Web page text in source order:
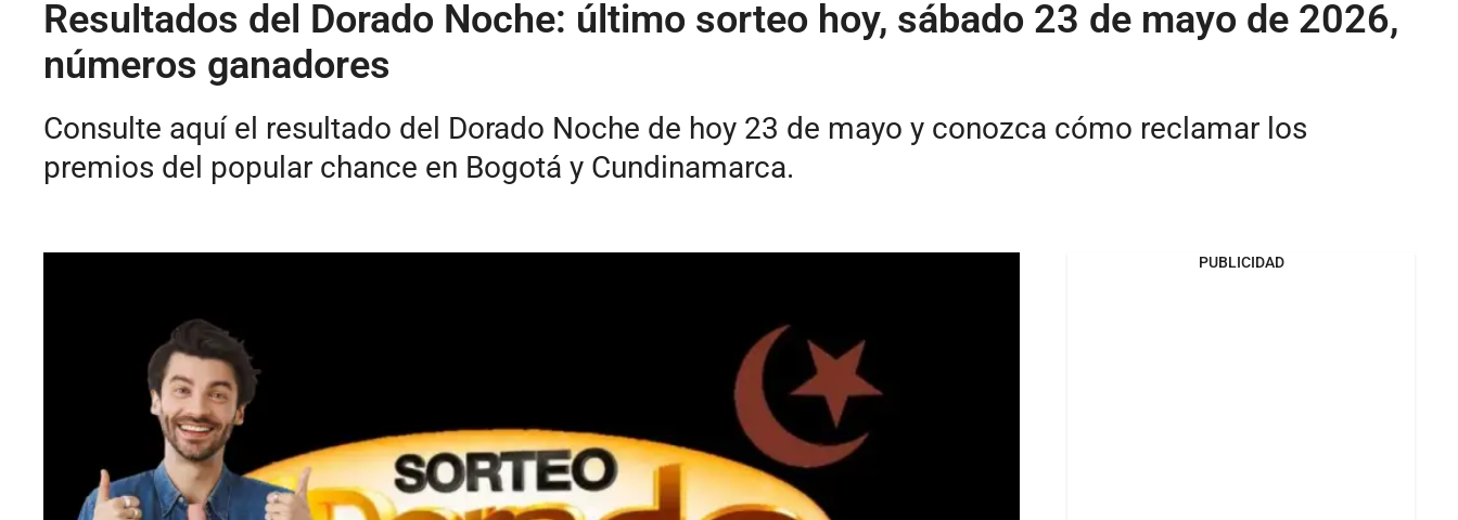
Resultados del Dorado Noche: último sorteo hoy, sábado 23 de mayo de 2026,
números ganadores
Consulte aquí el resultado del Dorado Noche de hoy 23 de mayo y conozca cómo reclamar los
premios del popular chance en Bogotá y Cundinamarca.
PUBLICIDAD